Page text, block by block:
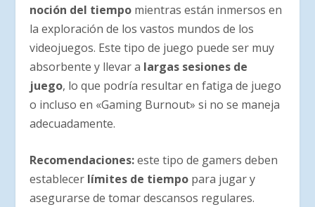
noción del tiempo mientras están inmersos en
la exploración de los vastos mundos de los
videojuegos. Este tipo de juego puede ser muy
absorbente y llevar a largas sesiones de
juego, lo que podría resultar en fatiga de juego
o incluso en «Gaming Burnout» si no se maneja
adecuadamente.
Recomendaciones:este tipo de gamers deben
establecer límites de tiempo para jugar y
asegurarse de tomar descansos regulares.